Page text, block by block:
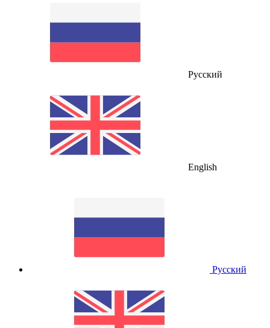
Русский
English
Русский